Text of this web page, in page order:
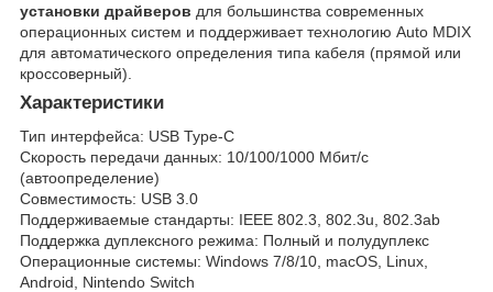
установки драйверов для большинства современных
операционных систем и поддерживает технологию Auto MDIX
для автоматического определения типа кабеля (прямой или
кроссоверный).
Характеристики
Тип интерфейса: USB Type-C
Скорость передачи данных: 10/100/1000 Мбит/с
(автоопределение)
Совместимость: USB 3.0
Поддерживаемые стандарты: IEEE 802.3, 802.3u, 802.3ab
Поддержка дуплексного режима: Полный и полудуплекс
Операционные системы: Windows 7/8/10, macOS, Linux,
Android, Nintendo Switch